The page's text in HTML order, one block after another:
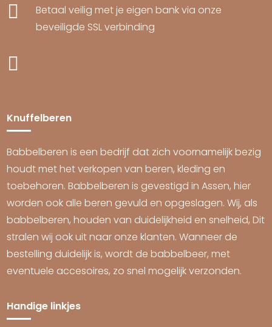

Betaal veilig met je eigen bank via onze
beveiligde SSL verbinding

Knuffelberen
Babbelberen is een bedrijf dat zich voornamelijk bezig
houdt met het verkopen van beren, kleding en
toebehoren. Babbelberen is gevestigd in Assen, hier
worden ook alle beren gevuld en opgeslagen. Wij, als
babbelberen, houden van duidelijkheid en snelheid, Dit
stralen wij ook uit naar onze klanten. Wanneer de
bestelling duidelijk is, wordt de babbelbeer, met
eventuele accesoires, zo snel mogelijk verzonden.
Handige linkjes